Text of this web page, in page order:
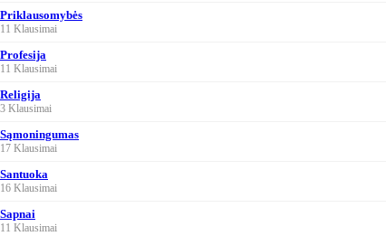
Priklausomybės
11 Klausimai
Profesija
11 Klausimai
Religija
3 Klausimai
Sąmoningumas
17 Klausimai
Santuoka
16 Klausimai
Sapnai
11 Klausimai